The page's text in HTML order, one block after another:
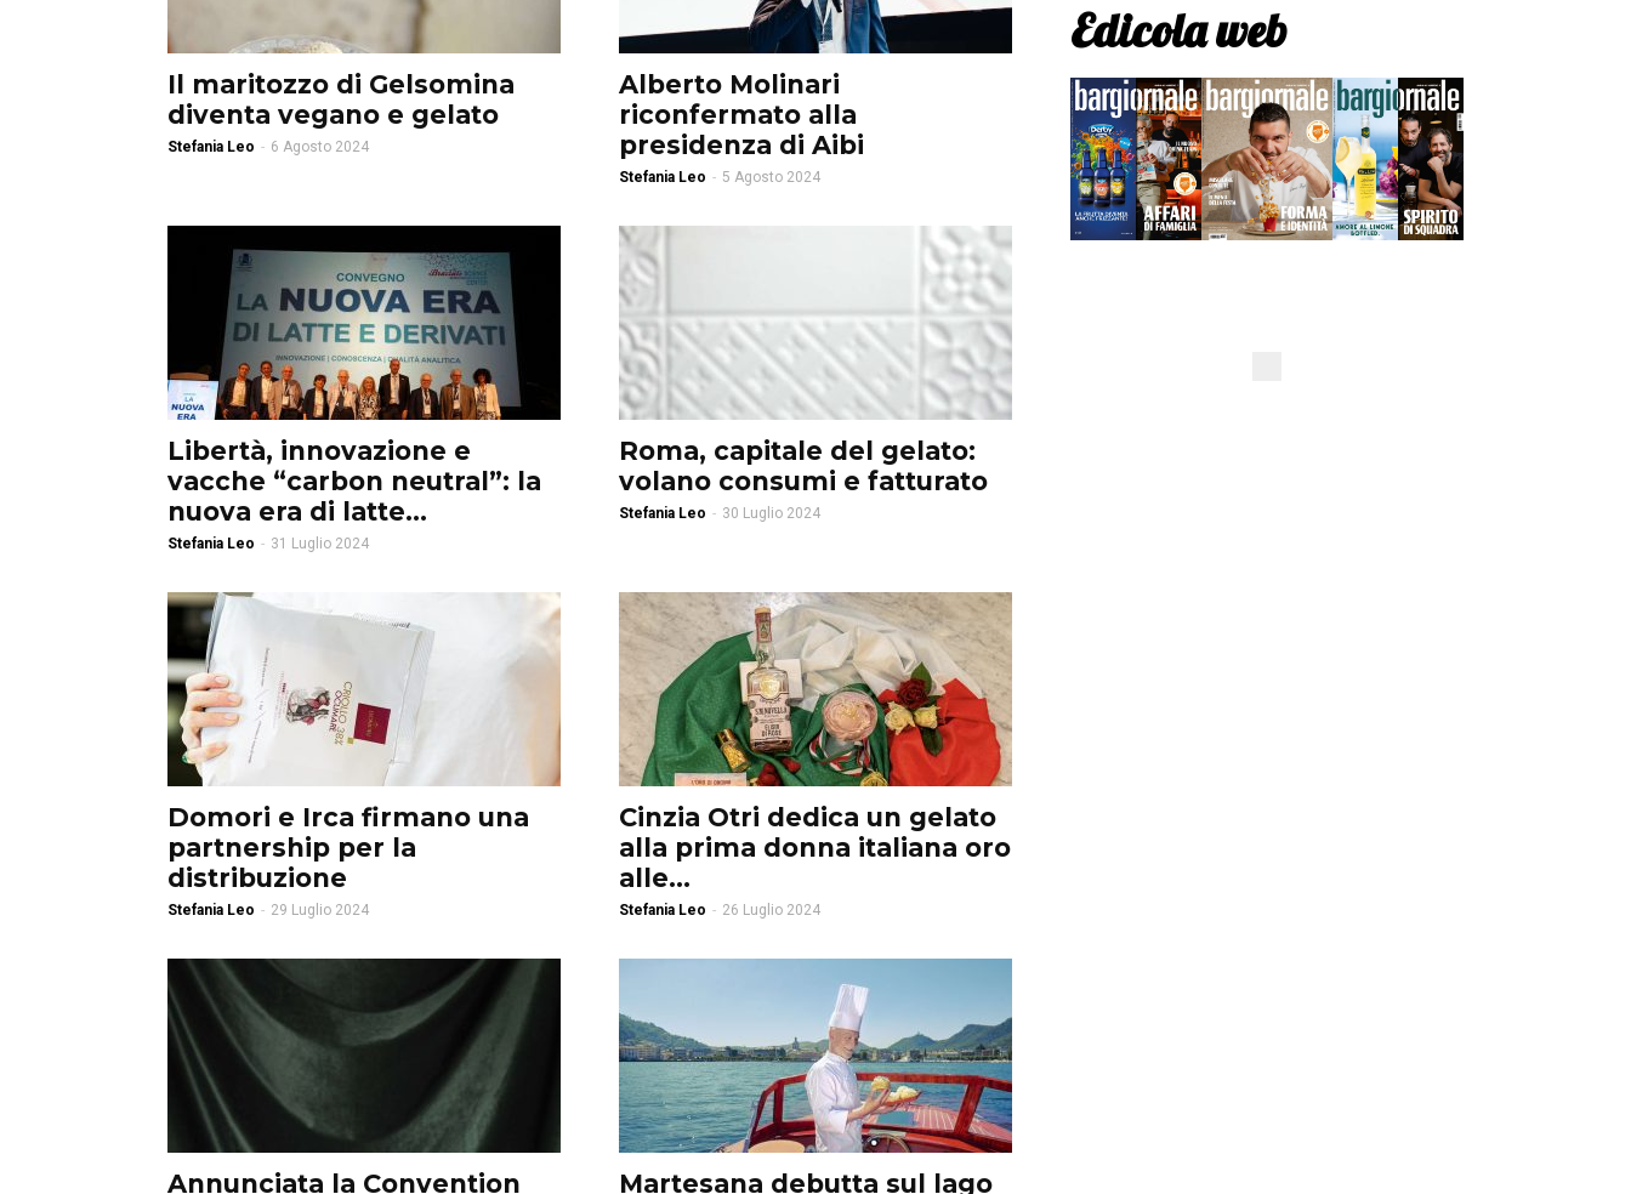
Il maritozzo di Gelsomina
diventa vegano e gelato
Stefania Leo - 6 Agosto 2024
Alberto Molinari
riconfermato alla
presidenza di Aibi
Stefania Leo - 5 Agosto 2024
Libertà, innovazione e
vacche “carbon neutral”: la
nuova era di latte...
Stefania Leo - 31 Luglio 2024
Roma, capitale del gelato:
volano consumi e fatturato
Stefania Leo - 30 Luglio 2024
Domori e Irca firmano una
partnership per la
distribuzione
Stefania Leo - 29 Luglio 2024
Cinzia Otri dedica un gelato
alla prima donna italiana oro
alle...
Stefania Leo - 26 Luglio 2024
Annunciata la Convention
Martesana debutta sul lago
Edicola web